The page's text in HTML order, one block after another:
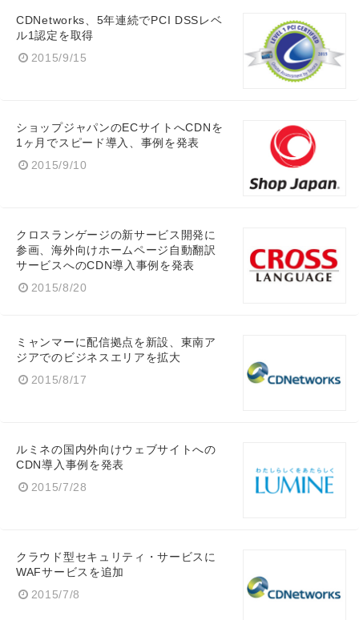
CDNetworks、5年連続でPCI DSSレベ
ル1認定を取得
2015/9/15
ショップジャパンのECサイトへCDNを
1ヶ月でスピード導入、事例を発表
2015/9/10
クロスランゲージの新サービス開発に
参画、海外向けホームページ自動翻訳
サービスへのCDN導入事例を発表
2015/8/20
ミャンマーに配信拠点を新設、東南ア
ジアでのビジネスエリアを拡大
2015/8/17
ルミネの国内外向けウェブサイトへの
CDN導入事例を発表
2015/7/28
クラウド型セキュリティ・サービスに
WAFサービスを追加
2015/7/8
Japanese
English